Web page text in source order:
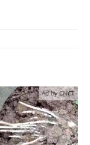
Ad by CNCT